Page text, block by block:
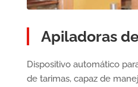
Apiladoras
Dispositivo automático
de tarimas, capaz de